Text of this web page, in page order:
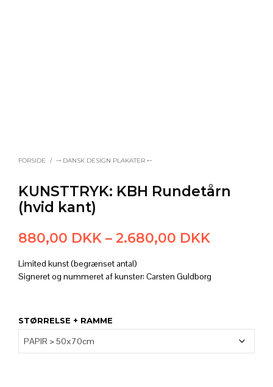
FORSIDE / ⤍ DANSK DESIGN PLAKATER ⤌
KUNSTTRYK: KBH Rundetårn
(hvid kant)
880,00 DKK – 2.680,00 DKK
til
Limited kunst (begrænset antal)
Signeret og nummeret af kunster: Carsten Guldborg
STØRRELSE + RAMME